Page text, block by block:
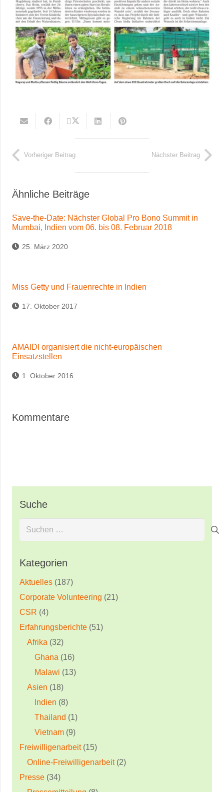
Vorheriger Beitrag Nächster Beitrag
Ähnliche Beiträge
Save-the-Date: Nächster Global Pro Bono Summit in
Mumbai, Indien vom 06. bis 08. Februar 2018
25. März 2020
Miss Getty und Frauenrechte in Indien
17. Oktober 2017
AMAIDI organisiert die nicht-europäischen
Einsatzstellen
1. Oktober 2016
Kommentare
Suche
Suchen
nach:
Kategorien
Aktuelles (187)
Corporate Volunteering (21)
CSR (4)
Erfahrungsberichte (51)
Afrika (32)
Ghana (16)
Malawi (13)
Asien (18)
Indien (8)
Thailand (1)
Vietnam (9)
Freiwilligenarbeit(15)
Online-Freiwilligenarbeit(2)
Presse (34)